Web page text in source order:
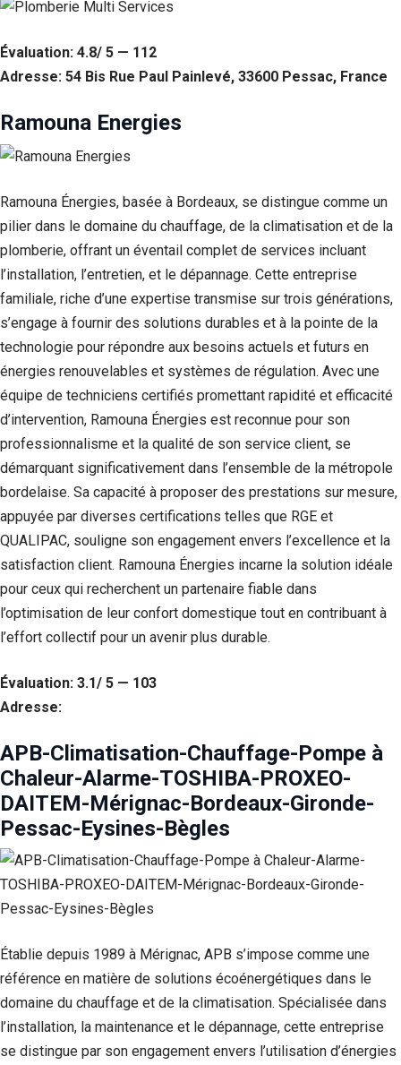
Évaluation: 4.8/ 5 — 112
Adresse: 54 Bis Rue Paul Painlevé, 33600 Pessac, France
Ramouna Energies
Ramouna Énergies, basée à Bordeaux, se distingue comme un
pilier dans le domaine du chauffage, de la climatisation et de la
plomberie, offrant un éventail complet de services incluant
l’installation, l’entretien, et le dépannage. Cette entreprise
familiale, riche d’une expertise transmise sur trois générations,
s’engage à fournir des solutions durables et à la pointe de la
technologie pour répondre aux besoins actuels et futurs en
énergies renouvelables et systèmes de régulation. Avec une
équipe de techniciens certifiés promettant rapidité et efficacité
d’intervention, Ramouna Énergies est reconnue pour son
professionnalisme et la qualité de son service client, se
démarquant significativement dans l’ensemble de la métropole
bordelaise. Sa capacité à proposer des prestations sur mesure,
appuyée par diverses certifications telles que RGE et
QUALIPAC, souligne son engagement envers l’excellence et la
satisfaction client. Ramouna Énergies incarne la solution idéale
pour ceux qui recherchent un partenaire fiable dans
l’optimisation de leur confort domestique tout en contribuant à
l’effort collectif pour un avenir plus durable.
Évaluation: 3.1/ 5 — 103
Adresse:
APB-Climatisation-Chauffage-Pompe à
Chaleur-Alarme-TOSHIBA-PROXEO-
DAITEM-Mérignac-Bordeaux-Gironde-
Pessac-Eysines-Bègles
Établie depuis 1989 à Mérignac, APB s’impose comme une
référence en matière de solutions écoénergétiques dans le
domaine du chauffage et de la climatisation. Spécialisée dans
l’installation, la maintenance et le dépannage, cette entreprise
se distingue par son engagement envers l’utilisation d’énergies
lorsque vous
augmentez les
chances de
offres